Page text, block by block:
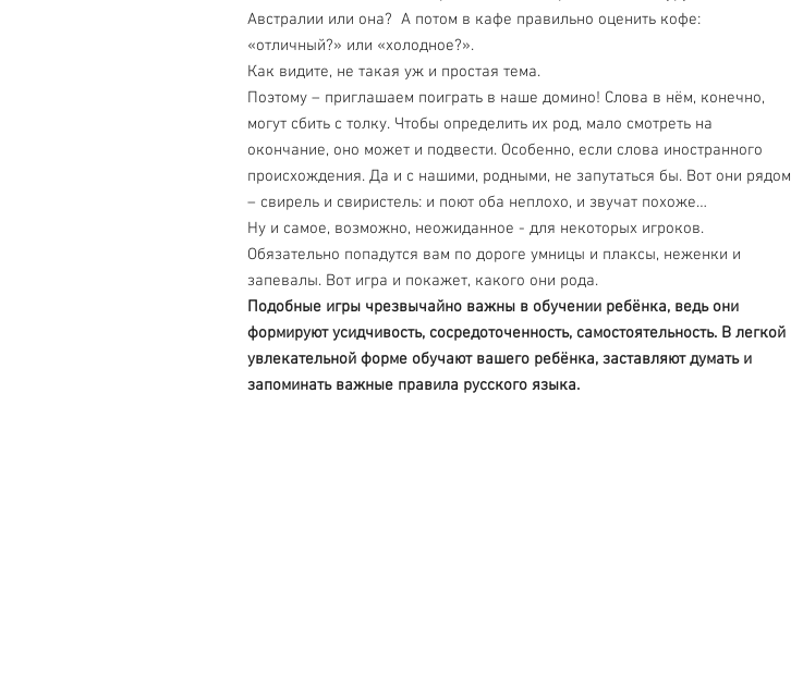
Австралии или она? А потом в кафе правильно оценить кофе:
«отличный?» или «холодное?».
Как видите, не такая уж и простая тема.
Поэтому – приглашаем поиграть в наше домино! Слова в нём, конечно,
могут сбить с толку. Чтобы определить их род, мало смотреть на
окончание, оно может и подвести. Особенно, если слова иностранного
происхождения. Да и с нашими, родными, не запутаться бы. Вот они рядом
– свирель и свиристель: и поют оба неплохо, и звучат похоже…
Ну и самое, возможно, неожиданное - для некоторых игроков.
Обязательно попадутся вам по дороге умницы и плаксы, неженки и
запевалы. Вот игра и покажет, какого они рода.
Подобные игры чрезвычайно важны в обучении ребёнка, ведь они
формируют усидчивость, сосредоточенность, самостоятельность. В легкой
увлекательной форме обучают вашего ребёнка, заставляют думать и
запоминать важные правила русского языка.